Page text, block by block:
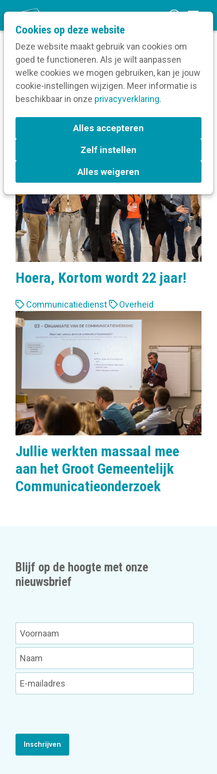
Cookies op deze website
Deze website maakt gebruik van cookies om
goed te functioneren. Als je wilt aanpassen
welke cookies we mogen gebruiken, kan je jouw
cookie-instellingen wijzigen. Meer informatie is
beschikbaar in onze privacyverklaring.
Alles accepteren
Zelf instellen
Alles weigeren
n
m
Home
Blog Berichten over Overheid
Berichten over Overheid
a
l
s
:
Social profit
Hoera, Kortom wordt 22 jaar!
L
a
b
Communicatiedienst Overheid
Jullie werkten massaal mee
aan het Groot Gemeentelijk
Communicatieonderzoek
Blijf op de hoogte met onze
nieuwsbrief
Inschrijven